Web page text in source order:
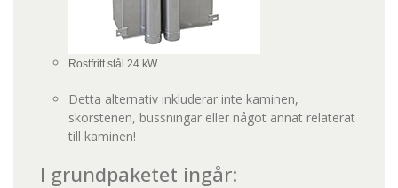
Rostfritt stål 24 kW
Detta alternativ inkluderar inte kaminen,
skorstenen, bussningar eller något annat relaterat
till kaminen!
I grundpaketet ingår: